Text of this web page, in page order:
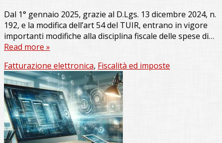
Dal 1° gennaio 2025, grazie al D.Lgs. 13 dicembre 2024, n.
192, e la modifica dell’art 54 del TUIR, entrano in vigore
importanti modifiche alla disciplina fiscale delle spese di…
Read more »
Fatturazione elettronica, Fiscalità ed imposte